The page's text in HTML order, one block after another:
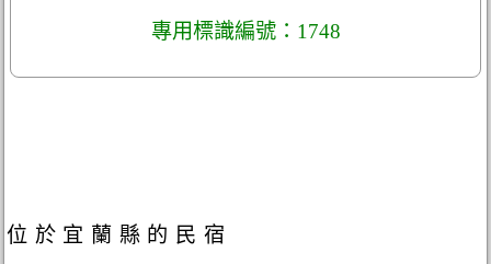
專用標識編號：1748
位於宜蘭縣的民宿